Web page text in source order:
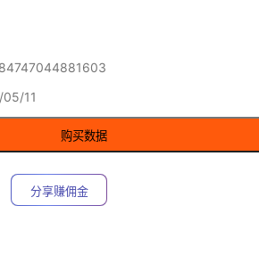
11
购买数据
分享赚佣金